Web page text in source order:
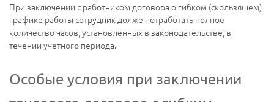
При заключении с работником договора о гибком (скользящем)
графике работы сотрудник должен отработать полное
количество часов, установленных в законодательстве, в
течении учетного периода.
Особые условия при заключении